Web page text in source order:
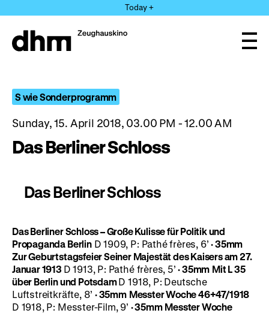
directly
the
Today +
S wie Sonderprogramm
Sunday, 15. April 2018, 03.00 PM - 12.00 AM
Das Berliner Schloss
Das Berliner Schloss
Das Berliner Schloss – Große Kulisse für Politik und
Propaganda BerlinD 1909, P: Pathé frères, 6’· 35mm
Zur Geburtstagsfeier Seiner Majestät des Kaisers am 27.
Januar 1913 D 1913, P: Pathé frères, 5’· 35mm Mit L 35
über Berlin und PotsdamD 1918, P: Deutsche
Luftstreitkräfte, 8’· 35mm Messter Woche 46+47/1918
D 1918, P: Messter-Film, 9’ ·35mm Messter Woche